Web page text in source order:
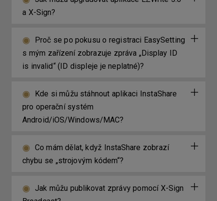
a X-Sign?
Proč se po pokusu o registraci EasySetting
s mým zařízení zobrazuje zpráva „Display ID
is invalid“ (ID displeje je neplatné)?
Kde si můžu stáhnout aplikaci InstaShare
pro operační systém
Android/iOS/Windows/MAC?
Co mám dělat, když InstaShare zobrazí
chybu se „strojovým kódem“?
Jak můžu publikovat zprávy pomocí X-Sign